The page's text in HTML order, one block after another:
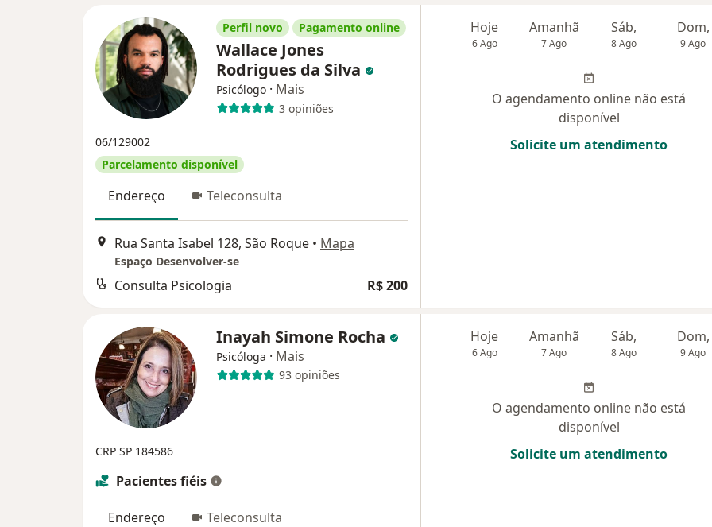
Perfil novo Pagamento online
Wallace Jones
Rodrigues da Silva
Psicólogo · Mais
3 opiniões
06/129002
Parcelamento disponível
Endereço Teleconsulta
Rua Santa Isabel 128, São Roque • Mapa
Espaço Desenvolver-se
Consulta Psicologia R$ 200
Hoje
6 Ago
Amanhã
7 Ago
Sáb,
8 Ago
Dom,
9 Ago
O agendamento online não está
disponível
Solicite um atendimento
Inayah Simone Rocha
Psicóloga · Mais
93 opiniões
CRP SP 184586
Pacientes fiéis
Endereço Teleconsulta
Hoje
6 Ago
Amanhã
7 Ago
Sáb,
8 Ago
Dom,
9 Ago
O agendamento online não está
disponível
Solicite um atendimento